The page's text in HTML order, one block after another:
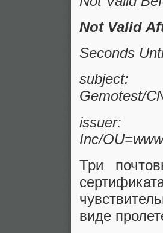
Not Valid
Seconds
subject: /
Gemotest/
Inc/
Три
виде